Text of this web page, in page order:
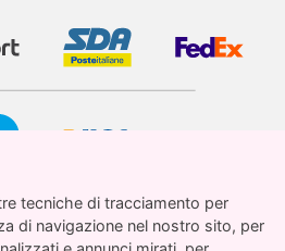
tecniche di tracciamento per
di navigazione nel nostro sito, per
tecniche di tracciamento per
di navigazione nel nostro sito, per